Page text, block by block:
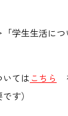
「学生生活に
いてはこちら
す）